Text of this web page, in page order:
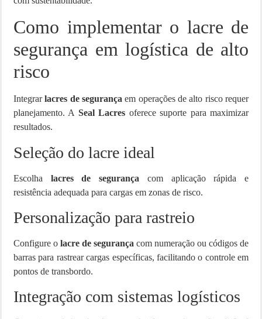
Como implementar o lacre de
segurança em logística de alto
risco
Integrarlacres de segurança em operações de alto risco requer
planejamento. A Seal Lacres oferece suporte para maximizar
resultados.
Seleção do lacre ideal
Escolha lacres de segurança com aplicação rápida e
resistência adequada para cargas em zonas de risco.
Personalização para rastreio
Configure o lacre de segurança com numeração ou códigos de
barras para rastrear cargas específicas, facilitando o controle em
pontos de transbordo.
Integração com sistemas logísticos